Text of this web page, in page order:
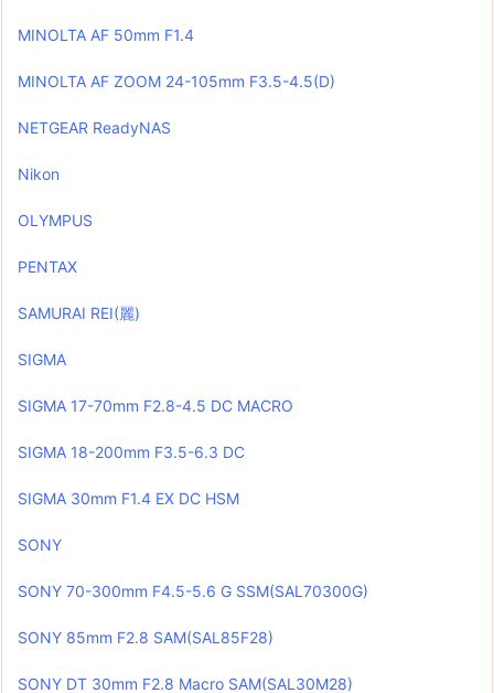
MINOLTA AF 50mm F1.4
MINOLTA AF ZOOM 24-105mm F3.5-4.5(D)
NETGEAR ReadyNAS
Nikon
OLYMPUS
PENTAX
SAMURAI REI(麗)
SIGMA
SIGMA 17-70mm F2.8-4.5 DC MACRO
SIGMA 18-200mm F3.5-6.3 DC
SIGMA 30mm F1.4 EX DC HSM
SONY
SONY 70-300mm F4.5-5.6 G SSM(SAL70300G)
SONY 85mm F2.8 SAM(SAL85F28)
SONY DT 30mm F2.8 Macro SAM(SAL30M28)